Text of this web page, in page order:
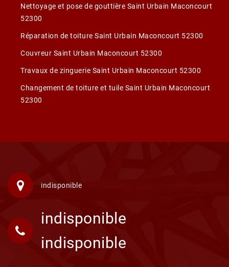
Nettoyage et pose de gouttière Saint Urbain Maconcourt
52300
Réparation de toiture Saint Urbain Maconcourt 52300
Couvreur Saint Urbain Maconcourt 52300
Travaux de zinguerie Saint Urbain Maconcourt 52300
Changement de toiture et tuile Saint Urbain Maconcourt
52300
indisponible
indisponible
indisponible